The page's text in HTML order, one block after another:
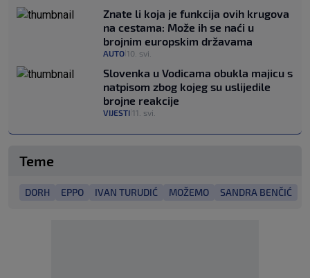
Znate li koja je funkcija ovih krugova
na cestama: Može ih se naći u
brojnim europskim državama
AUTO 10. svi.
Slovenka u Vodicama obukla majicu s
natpisom zbog kojeg su uslijedile
brojne reakcije
VIJESTI 11. svi.
Teme
DORH EPPO IVAN TURUDIĆ MOŽEMO SANDRA BENČIĆ